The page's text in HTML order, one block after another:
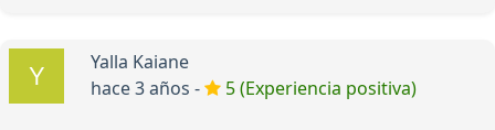
Yalla Kaiane
hace 3 años -
5 (Experiencia positiva)